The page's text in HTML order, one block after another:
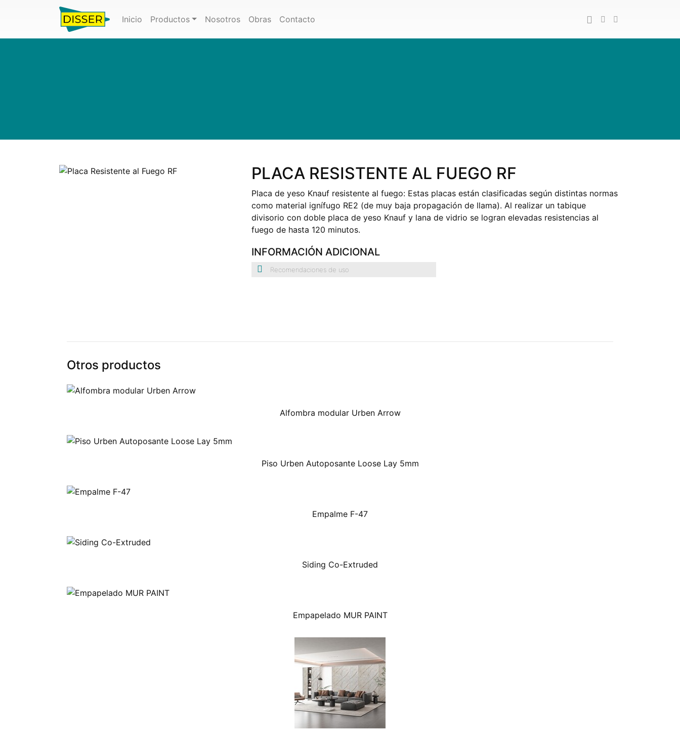
Inicio (actual)
Productos Nosotros Obras Contacto
PLACA RESISTENTE AL FUEGO RF
Placa de yeso Knauf resistente al fuego: Estas placas están clasificadas según distintas normas
como material ignífugo RE2 (de muy baja propagación de llama). Al realizar un tabique
divisorio con doble placa de yeso Knauf y lana de vidrio se logran elevadas resistencias al
fuego de hasta 120 minutos.
INFORMACIÓN ADICIONAL
Recomendaciones de uso
Otros productos
Alfombra modular Urben Arrow
Piso Urben Autoposante Loose Lay 5mm
Empalme F-47
Siding Co-Extruded
Empapelado MUR PAINT